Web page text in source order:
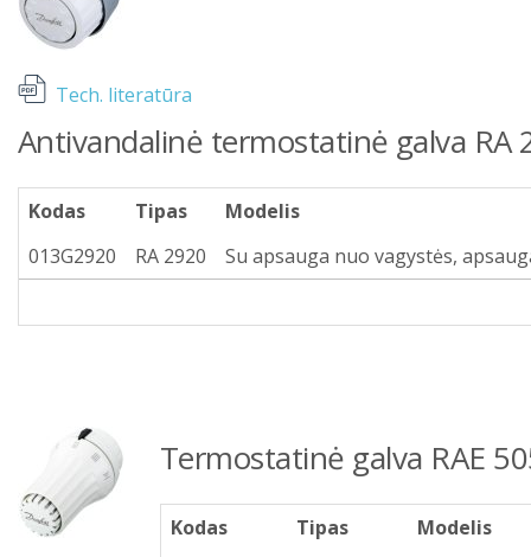
Tech. literatūra
Antivandalinė termostatinė galva
Kodas Tipas
Modelis
013G2920
RA 2920 Su apsauga nuo vagystės,
Termostatinė galva RAE
Kodas Tipas
Modelis